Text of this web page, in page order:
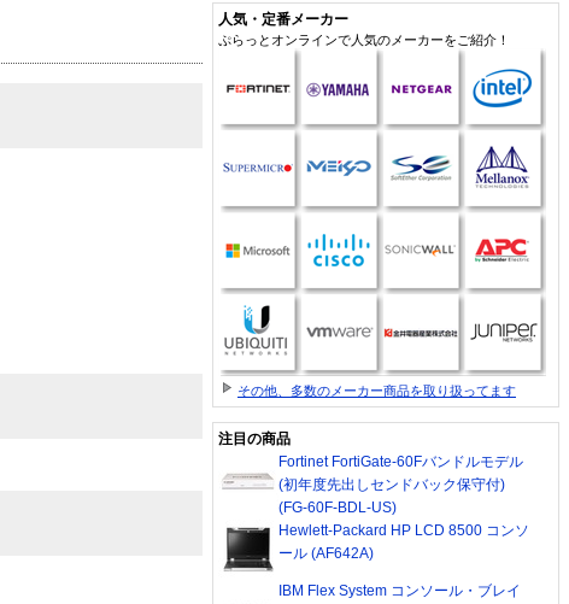
人気・定番メーカー
ぷらっとオンラインで人気のメーカーをご紹介！
その他、多数のメーカー商品を取り扱ってます
注目の商品
Fortinet FortiGate-60Fバンドルモデル
(初年度先出しセンドバック保守付)
(FG-60F-BDL-US)
Hewlett-Packard HP LCD 8500 コンソ
ール (AF642A)
IBM Flex System コンソール・ブレイ